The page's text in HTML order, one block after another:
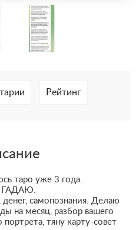
Рейтинг
таро уже 3 года.
ГАДАЮ.
самопознания. Делаю
на месяц, разбор вашего
портрета, тяну карту-совет